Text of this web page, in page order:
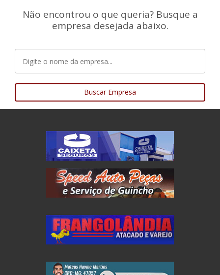
Não encontrou o que queria? Busque a
empresa desejada abaixo.
Buscar Empresa